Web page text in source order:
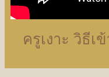
ครูเงาะ วิธี